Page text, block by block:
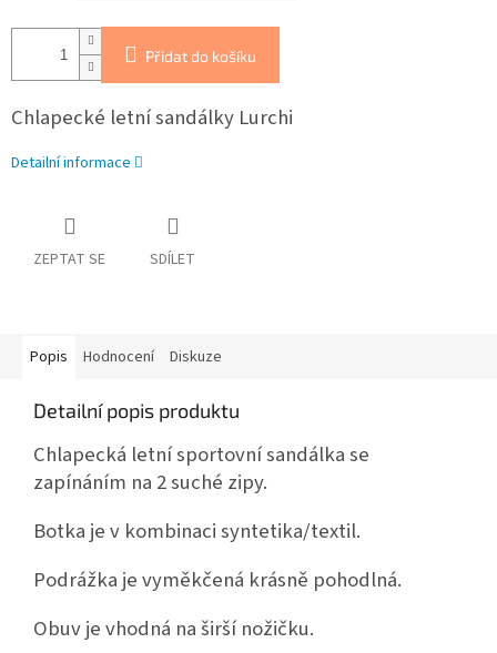
Přidat do košíku
Chlapecké letní sandálky Lurchi
Detailní informace
ZEPTAT SE SDÍLET
Popis Hodnocení Diskuze
Detailní popis produktu
Chlapecká letní sportovní sandálka se
zapínáním na 2 suché zipy.
Botka je v kombinaci syntetika/textil.
Podrážka je vyměkčená krásně pohodlná.
Obuv je vhodná na širší nožičku.